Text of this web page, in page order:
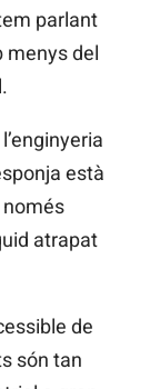
parlant
menys del
està
atrapat
de
són tan